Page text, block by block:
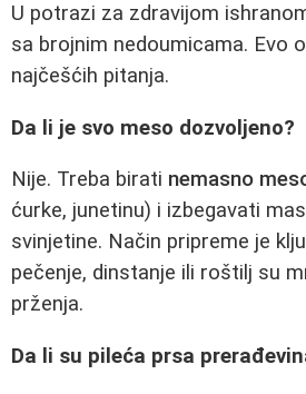
U potrazi za zdravijom
sa brojnim nedoumicama. Evo
najčešćih pitanja.
Da li je svo meso dozvoljeno?
Nije. Treba birati nemasno
ćurke, junetinu) i izbegavati
svinjetine. Način pripreme je
pečenje, dinstanje ili roštilj su
prženja.
Da li su pileća prsa